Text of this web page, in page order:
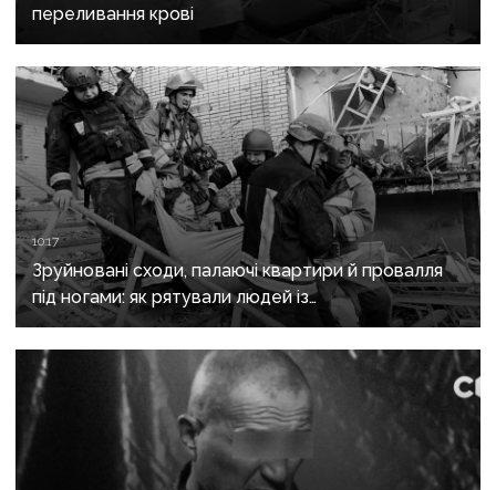
переливання крові
10:17
Зруйновані сходи, палаючі квартири й провалля
під ногами: як рятували людей із
багатоповерхівки в Краматорську